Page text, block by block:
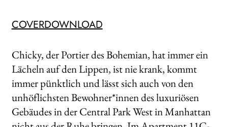
COVERDOWNLOAD
Chicky, der Portier des Bohemian, hat immer ein
Lächeln auf den Lippen, ist nie krank, kommt
immer pünktlich und lässt sich auch von den
unhöflichsten Bewohner*innen des luxuriösen
Gebäudes in der Central Park West in Manhattan